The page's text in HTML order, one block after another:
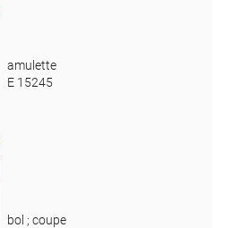
amulette
E 15245
bol ; coupe